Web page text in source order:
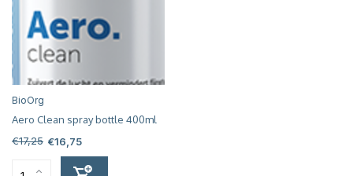
BioOrg
Aero Clean spray bottle 400ml
€17,25 €16,75